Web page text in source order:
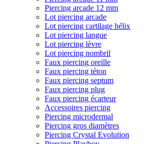
Piercing arcade 12 mm
Lot piercing arcade
Lot piercing cartilage hélix
Lot piercing langue
Lot piercing lèvre
Lot piercing nombril
Faux piercing oreille
Faux piercing téton
Faux piercing septum
Faux piercing plug
Faux piercing écarteur
Accessoires piercing
Piercing microdermal
Piercing gros diamètres
Piercing Crystal Evolution